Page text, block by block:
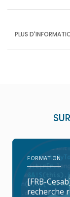
PLUS
FORMATION
[FRB-
recherche